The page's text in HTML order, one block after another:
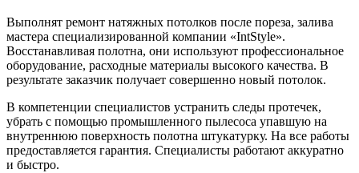
Выполнят ремонт натяжных потолков после пореза, залива
мастера специализированной компании «IntStyle».
Восстанавливая полотна, они используют профессиональное
оборудование, расходные материалы высокого качества. В
результате заказчик получает совершенно новый потолок.
В компетенции специалистов устранить следы протечек,
убрать с помощью промышленного пылесоса упавшую на
внутреннюю поверхность полотна штукатурку. На все работы
предоставляется гарантия. Специалисты работают аккуратно
и быстро.